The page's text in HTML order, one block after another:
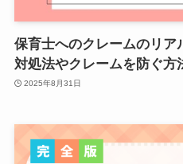
保育士へのクレームのリア
対処法やクレームを防ぐ方
2025年8月31日